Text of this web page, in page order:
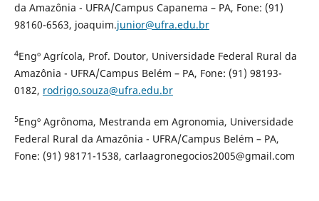
da Amazônia - UFRA/Campus Capanema – PA, Fone: (91)
98160-6563, joaquim.junior@ufra.edu.br
4Engº Agrícola, Prof. Doutor, Universidade Federal Rural da
Amazônia - UFRA/Campus Belém – PA, Fone: (91) 98193-
0182, rodrigo.souza@ufra.edu.br
5Engº Agrônoma, Mestranda em Agronomia, Universidade
Federal Rural da Amazônia - UFRA/Campus Belém – PA,
Fone: (91) 98171-1538, carlaagronegocios2005@gmail.com